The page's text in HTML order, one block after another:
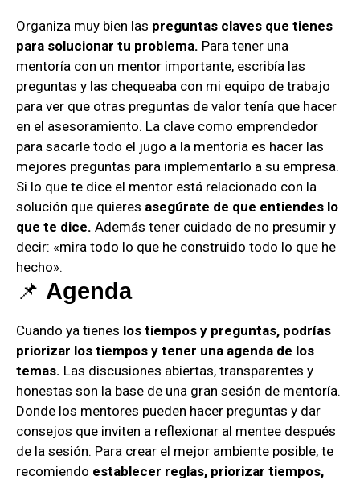
Organiza muy bien las preguntas claves que tienes
para solucionar tu problema. Para tener una
mentoría con un mentor importante, escribía las
preguntas y las chequeaba con mi equipo de trabajo
para ver que otras preguntas de valor tenía que hacer
en el asesoramiento. La clave como emprendedor
para sacarle todo el jugo a la mentoría es hacer las
mejores preguntas para implementarlo a su empresa.
Si lo que te dice el mentor está relacionado con la
solución que quieres asegúrate de que entiendes lo
que te dice. Además tener cuidado de no presumir y
decir: «mira todo lo que he construido todo lo que he
hecho».
📌 Agenda
Cuando ya tienes los tiempos y preguntas, podrías
priorizar los tiempos y tener una agenda de los
temas. Las discusiones abiertas, transparentes y
honestas son la base de una gran sesión de mentoría.
Donde los mentores pueden hacer preguntas y dar
consejos que inviten a reflexionar al mentee después
de la sesión. Para crear el mejor ambiente posible, te
recomiendo establecer reglas, priorizar tiempos,